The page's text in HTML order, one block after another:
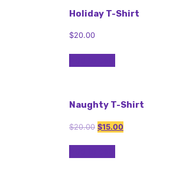
Holiday T-Shirt
$20.00
Naughty T-Shirt
$20.00 $15.00